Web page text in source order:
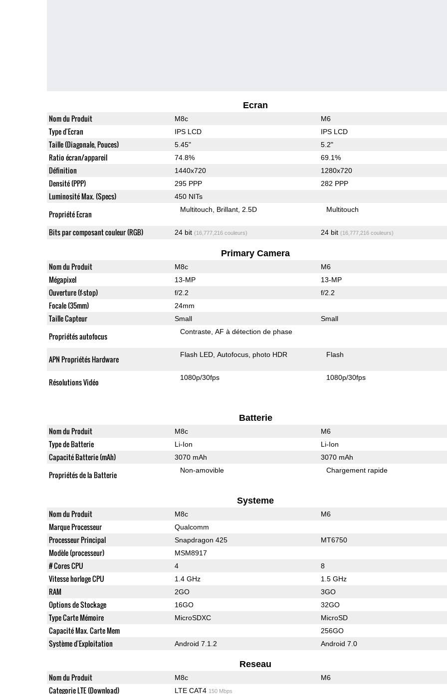
Ecran
Nom du Produit M8c M6
Type d'Ecran IPS LCD IPS LCD
Taille (Diagonale, Pouces) 5.45" 5.2"
Ratio écran/appareil 74.8% 69.1%
Définition 1440x720 1280x720
Densité (PPP) 295 PPP 282 PPP
Luminosité Max. (Specs) 450 NITs
Propriété Ecran Multitouch Brillant 2.5D Multitouch
Bits par composant couleur (RGB) 24 bit (16,777,216 couleurs) 24 bit (16,777,216 couleurs)
Primary Camera
Nom du Produit M8c M6
Mégapixel 13-MP 13-MP
Ouverture (f-stop) f/2.2 f/2.2
Focale (35mm) 24mm
Taille Capteur Small Small
Propriétés autofocus Contraste AF à détection de phase
APN Propriétés Hardware Flash LED Autofocus photo HDR Flash
Résolutions Vidéo 1080p/30fps 1080p/30fps
Batterie
Nom du Produit M8c M6
Type de Batterie Li-Ion Li-Ion
Capacité Batterie (mAh) 3070 mAh 3070 mAh
Propriétés de la Batterie Non-amovible Chargement rapide
Systeme
Nom du Produit M8c M6
Marque Processeur Qualcomm
Processeur Principal Snapdragon 425 MT6750
Modèle (processeur) MSM8917
# Cores CPU 4 8
Vitesse horloge CPU 1.4 GHz 1.5 GHz
RAM 2GO 3GO
Options de Stockage 16GO 32GO
Type Carte Mémoire MicroSDXC MicroSD
Capacité Max. Carte Mem 256GO
Système d'Exploitation Android 7.1.2 Android 7.0
Reseau
Nom du Produit M8c M6
Categorie LTE (Download) LTE CAT4 150 Mbps